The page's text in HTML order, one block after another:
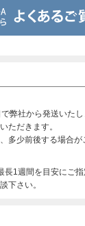
弊社から発送いたし
ただきます。
多少前後する場合が
1週間を目安にご指
下さい。